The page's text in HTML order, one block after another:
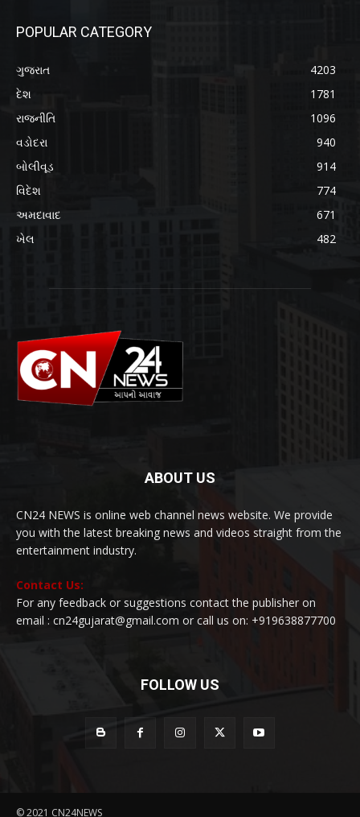
POPULAR CATEGORY
ગુજરાત
4203
દેશ
1781
રાજનીતિ
1096
વડોદરા
940
બોલીવૂડ
914
વિદેશ
774
અમદાવાદ
671
ખેલ
482
ABOUT US
CN24 NEWS is online web channel news website. We provide
you with the latest breaking news and videos straight from the
entertainment industry.
Contact Us:
For any feedback or suggestions contact the publisher on
email : cn24gujarat@gmail.com or call us on: +919638877700
FOLLOW US
© 2021 CN24NEWS